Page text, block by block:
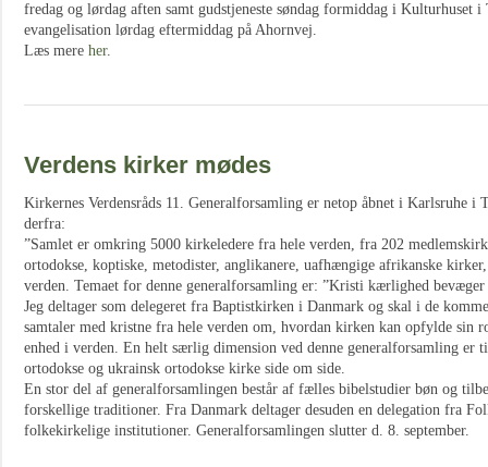
fredag og lørdag aften samt gudstjeneste søndag formiddag i Kulturhuset i
evangelisation lørdag eftermiddag på Ahornvej.
Læs mere her.
Verdens kirker mødes
Kirkernes Verdensråds 11. Generalforsamling er netop åbnet i Karlsruhe i
derfra:
”Samlet er omkring 5000 kirkeledere fra hele verden, fra 202
ortodokse, koptiske, metodister, anglikanere, uafhængige afrikanske
verden. Temaet for denne generalforsamling er: ”Kristi kærlighed
Jeg deltager som delegeret fra Baptistkirken i Danmark og skal i de
samtaler med kristne fra hele verden om, hvordan kirken kan opfylde sin
enhed i verden. En helt særlig dimension ved denne generalforsamling er
ortodokse og ukrainsk ortodokse kirke side om side.
En stor del af generalforsamlingen består af fælles bibelstudier bøn og
forskellige traditioner. Fra Danmark deltager desuden en delegation fra
folkekirkelige institutioner. Generalforsamlingen slutter d. 8. september.